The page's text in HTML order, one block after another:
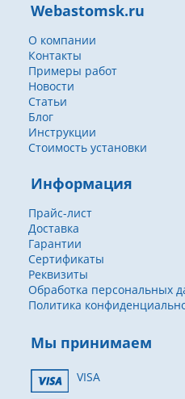
Webastomsk.ru
О компании
Контакты
Примеры работ
Новости
Статьи
Блог
Инструкции
Стоимость установки
Информация
Прайс-лист
Доставка
Гарантии
Сертификаты
Реквизиты
Обработка персональных
Политика
Мы принимаем
VISA